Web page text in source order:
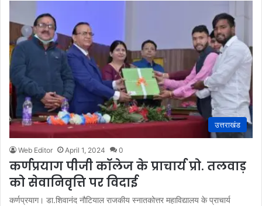
उत्तराखंड
Web Editor April 1, 2024 0
कर्णप्रयाग पीजी काॅलेज के प्राचार्य प्रो. तलवाड़
को सेवानिवृत्ति पर विदाई
कर्णप्रयाग। डा.शिवानंद नौटियाल राजकीय स्नातकोत्तर महाविद्यालय के प्राचार्य